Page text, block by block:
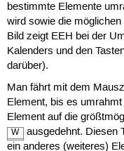
bestimmte Elemente
wird sowie die
Bild zeigt EEH bei der
Kalenders und den
darüber).
Man fährt mit dem
Element, bis es
Element auf die
W
ausgedehnt. Diesen
ein anderes (weiteres)